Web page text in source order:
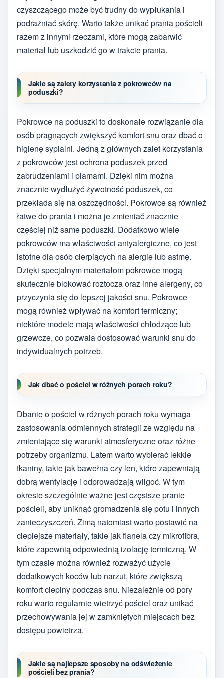
czyszczącego może być trudny do wypłukania i
podrażniać skórę. Warto także unikać prania pościeli
razem z innymi rzeczami, które mogą zabarwić
materiał lub uszkodzić go w trakcie prania.
Jakie są zalety korzystania z pokrowców na
poduszki?
Pokrowce na poduszki to doskonałe rozwiązanie dla
osób pragnących zwiększyć komfort snu oraz dbać o
higienę sypialni. Jedną z głównych zalet korzystania
z pokrowców jest ochrona poduszek przed
zabrudzeniami i plamami. Dzięki nim można
znacznie wydłużyć żywotność poduszek, co
przekłada się na oszczędności. Pokrowce są również
łatwe do prania i można je zmieniać znacznie
częściej niż same poduszki. Dodatkowo wiele
pokrowców ma właściwości antyalergiczne, co jest
istotne dla osób cierpiących na alergie lub astmę.
Dzięki specjalnym materiałom pokrowce mogą
skutecznie blokować roztocza oraz inne alergeny, co
przyczynia się do lepszej jakości snu. Pokrowce
mogą również wpływać na komfort termiczny;
niektóre modele mają właściwości chłodzące lub
grzewcze, co pozwala dostosować warunki snu do
indywidualnych potrzeb.
Jak dbać o pościel w różnych porach roku?
Dbanie o pościel w różnych porach roku wymaga
zastosowania odmiennych strategii ze względu na
zmieniające się warunki atmosferyczne oraz różne
potrzeby organizmu. Latem warto wybierać lekkie
tkaniny, takie jak bawełna czy len, które zapewniają
dobrą wentylację i odprowadzają wilgoć. W tym
okresie szczególnie ważne jest częstsze pranie
pościeli, aby uniknąć gromadzenia się potu i innych
zanieczyszczeń. Zimą natomiast warto postawić na
cieplejsze materiały, takie jak flanela czy mikrofibra,
które zapewnią odpowiednią izolację termiczną. W
tym czasie można również rozważyć użycie
dodatkowych koców lub narzut, które zwiększą
komfort cieplny podczas snu. Niezależnie od pory
roku warto regularnie wietrzyć pościel oraz unikać
przechowywania jej w zamkniętych miejscach bez
dostępu powietrza.
Jakie są najlepsze sposoby na odświeżenie
pościeli bez prania?